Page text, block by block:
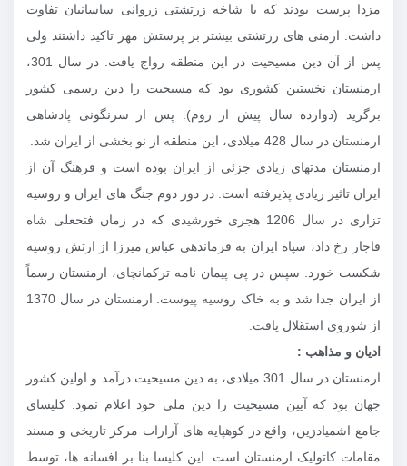
مزدا پرست بودند که با شاخه زرتشتی زروانی ساسانیان تفاوت
داشت. ارمنی ‌های زرتشتی بیشتر بر پرستش مهر تاکید داشتند ولی
پس از آن دین مسیحیت در این منطقه رواج یافت. در سال 301،
ارمنستان نخستین کشوری بود که مسیحیت را دین رسمی کشور
برگزید (دوازده سال پیش از روم). پس از سرنگونی پادشاهی
ارمنستان در سال 428 میلادی، این منطقه از نو بخشی از ایران شد.
ارمنستان مدتهای زیادی جزئی از ایران بوده ‌است و فرهنگ آن از
ایران تاثیر زیادی پذیرفته‌ است. در دور دوم جنگ های ایران و روسیه
تزاری در سال 1206 هجری خورشیدی که در زمان فتحعلی شاه
قاجار رخ داد، سپاه ایران به فرماندهی عباس میرزا از ارتش روسیه
شکست خورد. سپس در پی پیمان نامه ترکمانچای، ارمنستان رسماً
از ایران جدا شد و به خاک روسیه پیوست. ارمنستان در سال 1370
از شوروی استقلال یافت.
ادیان و مذاهب :
ارمنستان در سال 301 میلادی، به دین مسیحیت درآمد و اولین کشور
جهان بود که آیین مسیحیت را دین ملی خود اعلام نمود. کلیسای
جامع اشمیادزین، واقع در کوهپایه های آرارات مرکز تاریخی و مسند
مقامات کاتولیک ارمنستان است. این کلیسا بنا بر افسانه ها، توسط